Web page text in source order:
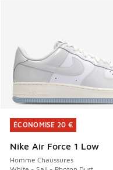
ÉCONOMISE 20 €
Nike Air Force 1 Low
Homme Chaussures
ÉCONOMISE 20 €